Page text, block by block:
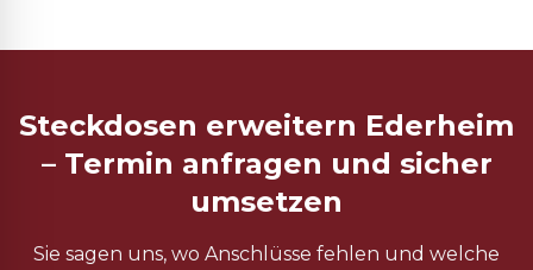
Steckdosen erweitern Ederheim
– Termin anfragen und sicher
umsetzen
Sie sagen uns, wo Anschlüsse fehlen und welche